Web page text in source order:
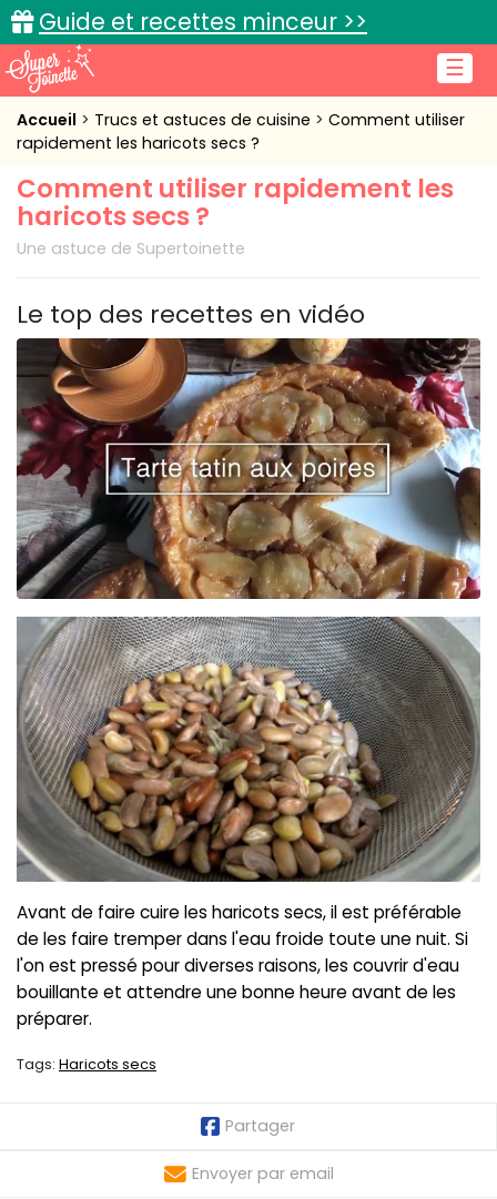
☰
Guide et recettes minceur >>
Accueil
Cuisine pratique
Connexion
Accueil Trucs et astuces de cuisine
Comment utiliser
rapidement les haricots secs ?
Comment utiliser rapidement les
haricots secs ?
Une astuce de Supertoinette
Le top des recettes en vidéo
Avant de faire cuire les haricots secs, il est préférable
de les faire tremper dans l'eau froide toute une nuit. Si
l'on est pressé pour diverses raisons, les couvrir d'eau
bouillante et attendre une bonne heure avant de les
préparer.
Tags: Haricots secs
Partager
Envoyer par email